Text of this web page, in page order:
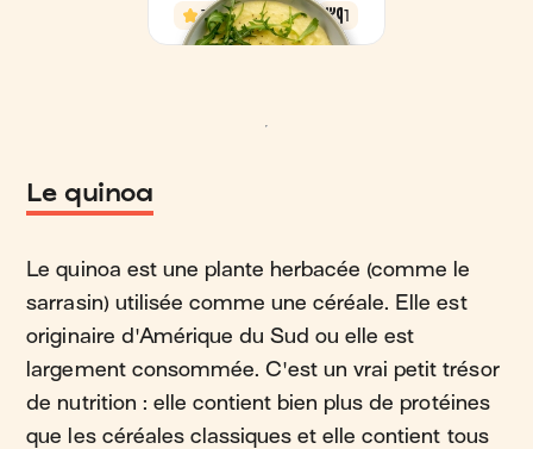
Le quinoa
Le quinoa est une plante herbacée (comme le
sarrasin) utilisée comme une céréale. Elle est
originaire d'Amérique du Sud ou elle est
largement consommée. C'est un vrai petit trésor
de nutrition : elle contient bien plus de protéines
que les céréales classiques et elle contient tous